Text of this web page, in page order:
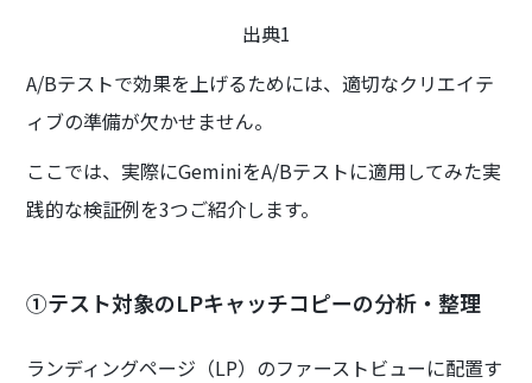
出典1
A/Bテストで効果を上げるためには、適切なクリエイテ
ィブの準備が欠かせません。
ここでは、実際にGeminiをA/Bテストに適用してみた実
践的な検証例を3つご紹介します。
①テスト対象のLPキャッチコピーの分析・整理
ランディングページ（LP）のファーストビューに配置す